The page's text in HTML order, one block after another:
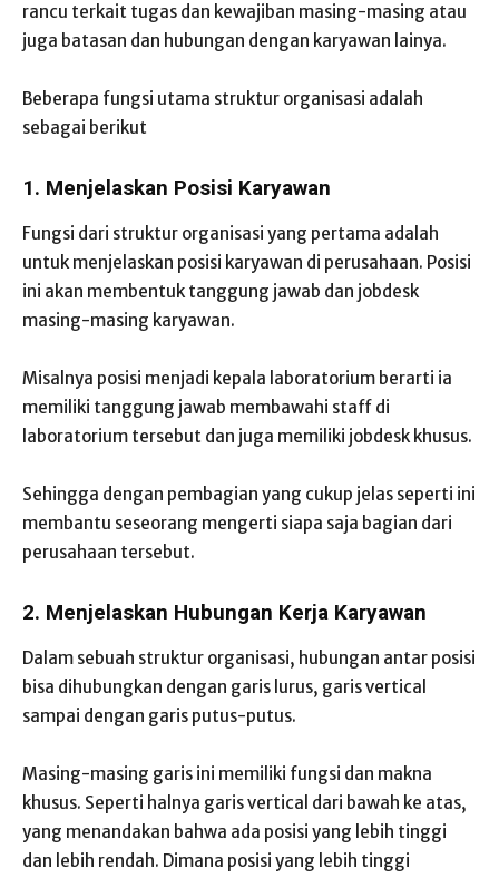
rancu terkait tugas dan kewajiban masing-masing atau
juga batasan dan hubungan dengan karyawan lainya.
Beberapa fungsi utama struktur organisasi adalah
sebagai berikut
1. Menjelaskan Posisi Karyawan
Fungsi dari struktur organisasi yang pertama adalah
untuk menjelaskan posisi karyawan di perusahaan. Posisi
ini akan membentuk tanggung jawab dan jobdesk
masing-masing karyawan.
Misalnya posisi menjadi kepala laboratorium berarti ia
memiliki tanggung jawab membawahi staff di
laboratorium tersebut dan juga memiliki jobdesk khusus.
Sehingga dengan pembagian yang cukup jelas seperti ini
membantu seseorang mengerti siapa saja bagian dari
perusahaan tersebut.
2. Menjelaskan Hubungan Kerja Karyawan
Dalam sebuah struktur organisasi, hubungan antar posisi
bisa dihubungkan dengan garis lurus, garis vertical
sampai dengan garis putus-putus.
Masing-masing garis ini memiliki fungsi dan makna
khusus. Seperti halnya garis vertical dari bawah ke atas,
yang menandakan bahwa ada posisi yang lebih tinggi
dan lebih rendah. Dimana posisi yang lebih tinggi